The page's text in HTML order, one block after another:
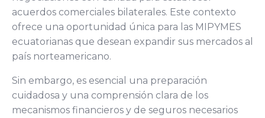
acuerdos comerciales bilaterales. Este contexto
ofrece una oportunidad única para las MIPYMES
ecuatorianas que desean expandir sus mercados al
país norteamericano.
Sin embargo, es esencial una preparación
cuidadosa y una comprensión clara de los
mecanismos financieros y de seguros necesarios